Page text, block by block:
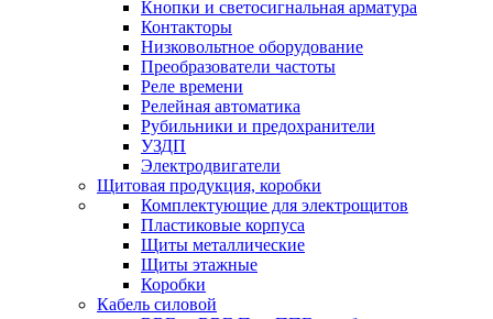
Кнопки и светосигнальная арматура
Контакторы
Низковольтное оборудование
Преобразователи частоты
Реле времени
Релейная автоматика
Рубильники и предохранители
УЗДП
Электродвигатели
Щитовая продукция, коробки
Комплектующие для электрощитов
Пластиковые корпуса
Щиты металлические
Щиты этажные
Коробки
Кабель силовой